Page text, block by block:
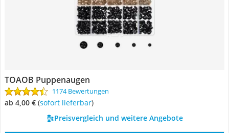
TOAOB Puppenaugen
1174 Bewertungen
ab 4,00 € ( Sofort lieferbar)
Preisvergleich und weitere Angebote